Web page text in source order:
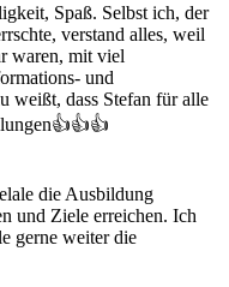
Spaß. Selbst ich, der
verstand alles, weil
waren, mit viel
und
weißt, dass Stefan für alle
die Ausbildung
und Ziele erreichen. Ich
gerne weiter die